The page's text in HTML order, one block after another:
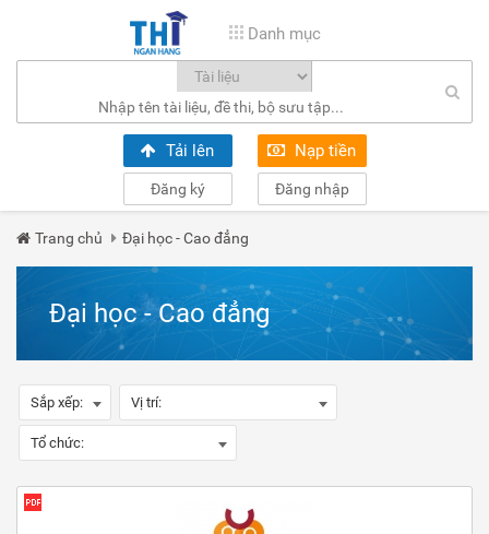
Danh mục
Tải lên Nạp tiền
Đăng ký Đăng nhập
Trang chủ Đại học - Cao đẳng
Đại học - Cao đẳng
Sắp xếp: Vị trí:
Tổ chức: